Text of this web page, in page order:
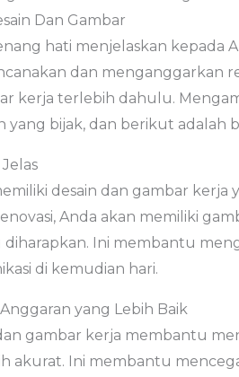
Dan Gambar
hati menjelaskan kepada
dan menganggarkan
kerja terlebih dahulu.
yang bijak, dan berikut adalah
Jelas
desain dan gambar kerja
Anda akan memiliki
diharapkan. Ini membantu
di kemudian hari.
yang Lebih Baik
gambar kerja membantu
akurat. Ini membantu